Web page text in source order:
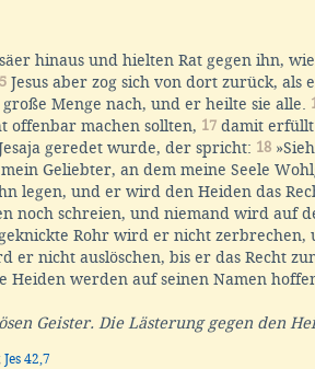
hinaus und hielten Rat gegen ihn,
Jesus aber zog sich von dort zurück, als
Menge nach, und er heilte sie alle.
offenbar machen sollten, 17 damit
geredet wurde, der spricht: 18
Geliebter, an dem meine Seele
legen, und er wird den Heiden das
noch schreien, und niemand wird auf
Rohr wird er nicht zerbrechen,
er nicht auslöschen, bis er das Recht
Heiden werden auf seinen Namen
Geister. Die Lästerung gegen den
Jes 42,7